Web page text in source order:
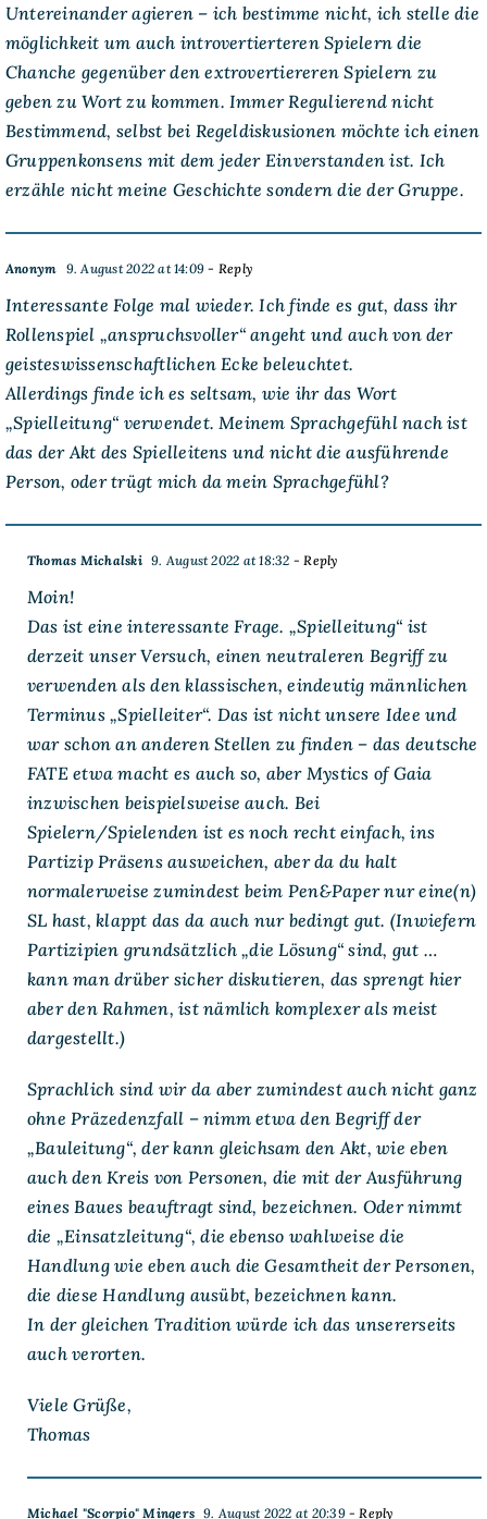
Untereinander agieren – ich bestimme nicht, ich stelle die
möglichkeit um auch introvertierteren Spielern die
Chanche gegenüber den extrovertiereren Spielern zu
geben zu Wort zu kommen. Immer Regulierend nicht
Bestimmend, selbst bei Regeldiskusionen möchte ich einen
Gruppenkonsens mit dem jeder Einverstanden ist. Ich
erzähle nicht meine Geschichte sondern die der Gruppe.
Anonym 9. August 2022 at 14:09 - Reply
Interessante Folge mal wieder. Ich finde es gut, dass ihr
Rollenspiel „anspruchsvoller“ angeht und auch von der
geisteswissenschaftlichen Ecke beleuchtet.
Allerdings finde ich es seltsam, wie ihr das Wort
„Spielleitung“ verwendet. Meinem Sprachgefühl nach ist
das der Akt des Spielleitens und nicht die ausführende
Person, oder trügt mich da mein Sprachgefühl?
Thomas Michalski 9. August 2022 at 18:32 - Reply
Moin!
Das ist eine interessante Frage. „Spielleitung“ ist
derzeit unser Versuch, einen neutraleren Begriff zu
verwenden als den klassischen, eindeutig männlichen
Terminus „Spielleiter“. Das ist nicht unsere Idee und
war schon an anderen Stellen zu finden – das deutsche
FATE etwa macht es auch so, aber Mystics of Gaia
inzwischen beispielsweise auch. Bei
Spielern/Spielenden ist es noch recht einfach, ins
Partizip Präsens ausweichen, aber da du halt
normalerweise zumindest beim Pen&Paper nur eine(n)
SL hast, klappt das da auch nur bedingt gut. (Inwiefern
Partizipien grundsätzlich „die Lösung“ sind, gut …
kann man drüber sicher diskutieren, das sprengt hier
aber den Rahmen, ist nämlich komplexer als meist
dargestellt.)
Sprachlich sind wir da aber zumindest auch nicht ganz
ohne Präzedenzfall – nimm etwa den Begriff der
„Bauleitung“, der kann gleichsam den Akt, wie eben
auch den Kreis von Personen, die mit der Ausführung
eines Baues beauftragt sind, bezeichnen. Oder nimmt
die „Einsatzleitung“, die ebenso wahlweise die
Handlung wie eben auch die Gesamtheit der Personen,
die diese Handlung ausübt, bezeichnen kann.
In der gleichen Tradition würde ich das unsererseits
auch verorten.
Viele Grüße,
Thomas
Michael "Scorpio" Mingers 9. August 2022 at 20:39- Reply